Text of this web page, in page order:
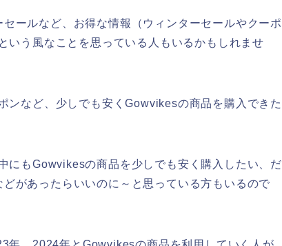
ールなど、お得な情報（ウィンターセールやクーポ
いう風なことを思っている人もいるかもしれませ
ンなど、少しでも安くGowvikesの商品を購入できた
にもGowvikesの商品を少しでも安く購入したい、だ
があったらいいのに～と思っている方もいるので